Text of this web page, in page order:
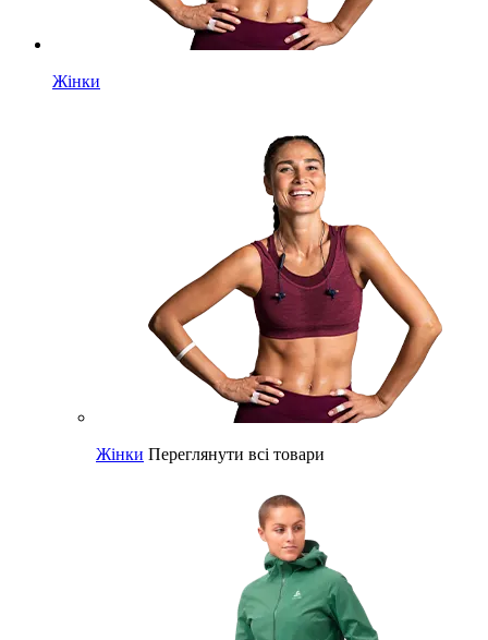
Жінки
Жінки Переглянути всі товари